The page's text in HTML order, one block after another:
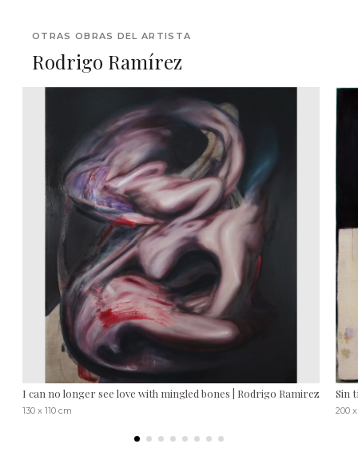
OTRAS OBRAS DEL ARTISTA
Rodrigo Ramírez
I can no longer see love with mingled bones | Rodrigo Ramirez
130 x 110 cm
Sin
200